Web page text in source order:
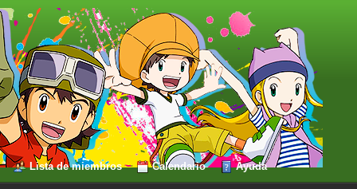
Lista de miembros Calendario Ayuda